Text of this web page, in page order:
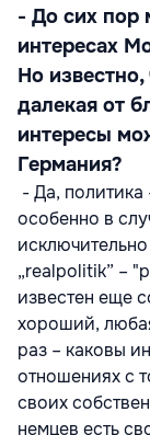
- До сих пор
интересах
Но
далекая от
интересы
Германия?
- Да, политика
особенно в
„realpolitik” –
известен еще
хороший,
раз – каковы
отношениях с
своих
немцев есть